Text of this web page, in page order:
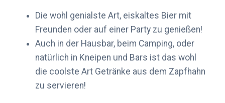
Die wohl genialste Art, eiskaltes Bier mit
Freunden oder auf einer Party zu genießen!
Auch in der Hausbar, beim Camping, oder
natürlich in Kneipen und Bars ist das wohl
die coolste Art Getränke aus dem Zapfhahn
zu servieren!